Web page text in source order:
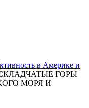
в Америке и
ГОРЫ
МОРЯ И